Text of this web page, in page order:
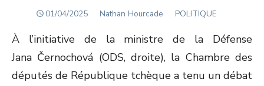
POSTED
01/04/2025 Author
Nathan Hourcade POLITIQUE
À l’initiative de la ministre de la Défense
Jana Černochová (ODS, droite), la Chambre des
députés de République tchèque a tenu un débat